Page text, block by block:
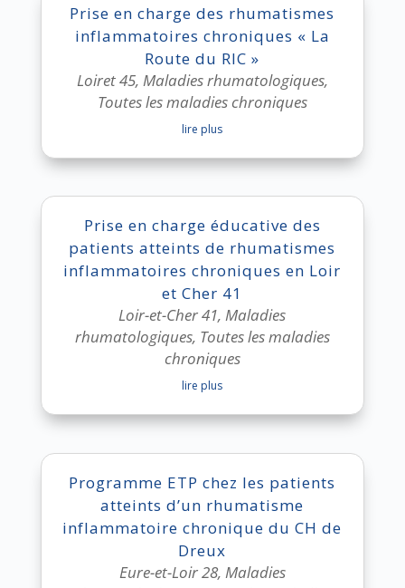
Prise en charge des rhumatismes
inflammatoires chroniques « La
Route du RIC »
Loiret 45, Maladies rhumatologiques,
Toutes les maladies chroniques
lire plus
Prise en charge éducative des
patients atteints de rhumatismes
inflammatoires chroniques en Loir
et Cher 41
Loir-et-Cher 41,Maladies
rhumatologiques, Toutes les maladies
chroniques
lire plus
Programme ETP chez les patients
atteints d’un rhumatisme
inflammatoire chronique du CH de
Dreux
Eure-et-Loir 28, Maladies